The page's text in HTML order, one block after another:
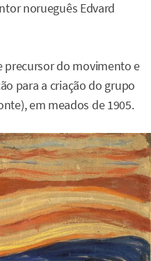
norueguês Edvard
precursor do movimento e
para a criação do grupo
em meados de 1905.